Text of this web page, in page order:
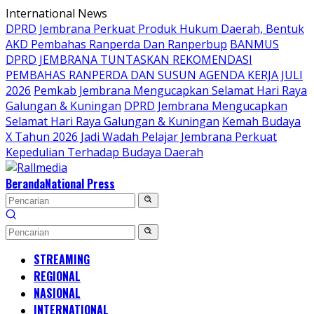
Langsung
ke
konten
International News
DPRD Jembrana Perkuat Produk Hukum Daerah, Bentuk
AKD Pembahas Ranperda Dan Ranperbup BANMUS
DPRD JEMBRANA TUNTASKAN REKOMENDASI
PEMBAHAS RANPERDA DAN SUSUN AGENDA KERJA JULI
2026 Pemkab Jembrana Mengucapkan Selamat Hari Raya
Galungan & Kuningan DPRD Jembrana Mengucapkan
Selamat Hari Raya Galungan & Kuningan Kemah Budaya
X Tahun 2026 Jadi Wadah Pelajar Jembrana Perkuat
Kepedulian Terhadap Budaya Daerah
BerandaNational Press
STREAMING
REGIONAL
NASIONAL
INTERNATIONAL